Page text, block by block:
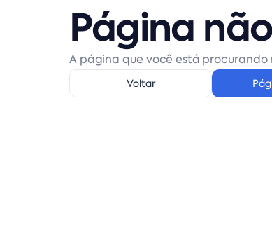
Página
A página que você está procurando
Voltar